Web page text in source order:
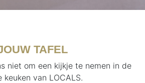
TAFEL
niet om een kijkje te nemen in de
van LOCALS.